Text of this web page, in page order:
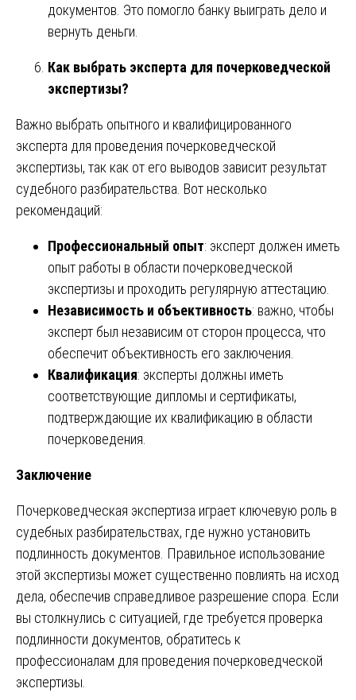
документов. Это помогло банку выиграть дело и
вернуть деньги.
Как выбрать эксперта для почерковедческой
экспертизы?
Важно выбрать опытного и квалифицированного
эксперта для проведения почерковедческой
экспертизы, так как от его выводов зависит результат
судебного разбирательства. Вот несколько
рекомендаций:
Профессиональный опыт: эксперт должен иметь
опыт работы в области почерковедческой
экспертизы и проходить регулярную аттестацию.
Независимость и объективность: важно, чтобы
эксперт был независим от сторон процесса, что
обеспечит объективность его заключения.
Квалификация: эксперты должны иметь
соответствующие дипломы и сертификаты,
подтверждающие их квалификацию в области
почерковедения.
Заключение
Почерковедческая экспертиза играет ключевую роль в
судебных разбирательствах, где нужно установить
подлинность документов. Правильное использование
этой экспертизы может существенно повлиять на исход
дела, обеспечив справедливое разрешение спора. Если
вы столкнулись с ситуацией, где требуется проверка
подлинности документов, обратитесь к
профессионалам для проведения почерковедческой
экспертизы.